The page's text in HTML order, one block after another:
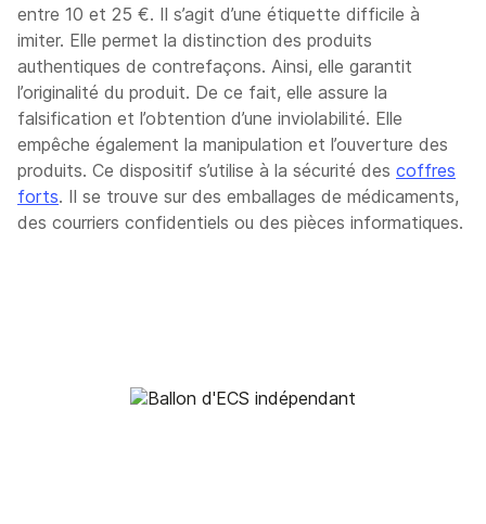
entre 10 et 25 €. Il s’agit d’une étiquette difficile à
imiter. Elle permet la distinction des produits
authentiques de contrefaçons. Ainsi, elle garantit
l’originalité du produit. De ce fait, elle assure la
falsification et l’obtention d’une inviolabilité. Elle
empêche également la manipulation et l’ouverture des
produits. Ce dispositif s’utilise à la sécurité des coffres
forts. Il se trouve sur des emballages de médicaments,
des courriers confidentiels ou des pièces informatiques.